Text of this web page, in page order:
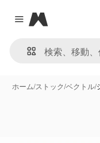
Close menu
Magnific
ホーム/ストック/ベクトル/